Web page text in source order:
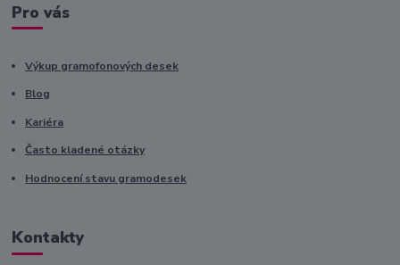
Pro vás
Výkup gramofonových desek
Blog
Kariéra
Často kladené otázky
Hodnocení stavu gramodesek
Kontakty